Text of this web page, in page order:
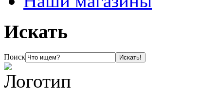
Искать
Поиск